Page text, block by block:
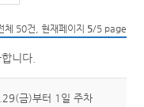
체 50건, 현재페이지 5/5 page
니다.
금)부터 1일 주차